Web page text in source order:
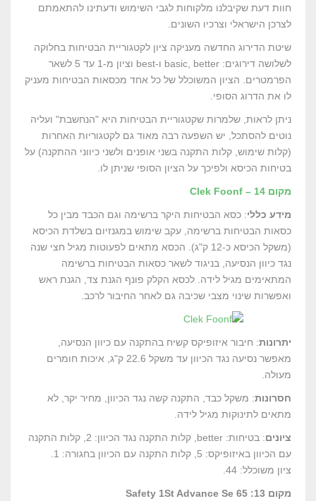
חוות דעת שקיבלנו מלקוחות לגבי השימוש ודעתינו להתאמתם
לצרכן הישראלי וצרכיו השונים.
שיטת הדירוג החדשה מעניקה ציון לקטגוריית הבטיחות בחלוקה
לשלושה דירוגים: basic, better ו-best וציון מ-1 עד 5 לשאר
הפרמטרים. הציון המשוכלל של כל אחד מכסאות הבטיחות מעניק
לו את הדרוג הסופי.
ניתן לראות, שלמרות שקטגוריית הבטיחות היא "הנחשבת" ועליה
נוטים להסתכל, יש השפעה רבה מאוד גם לקטגוריות האחרות
(קלות שימוש, קלות התקנה בשני אופנים ולשני כיווני ההתקנה) על
בטיחות הכיסא ולפיכך על הציון הסופי שניתן לו.
מקום 14 – Clek Foonf
מידע כללי: כסא הבטיחות היקר ברשימה וגם הכבד מבין כל
כסאות הבטיחות ברשימה, עקב שימוש במגנזיום בשלדת הכיסא
(משקל הכיסא כ-12 ק"ג). הכסא מתאים לפעוטות מגיל חצי שנה
נגד כיוון הנסיעה, בניגוד לשאר כסאות הבטיחות ברשימה
המתאימים מגיל לידה. לכסא הקלק פונף הגנת צד, הגנת ראש
ואפשרות שינוי מצבי שכיבה גם לאחר החיבור לרכב.
יתרונות: חיבור איזופיקס קשיח בהתקנה עם כיוון הנסיעה,
מאפשר נסיעה נגד הכיוון עד משקל 22.6 ק"ג, איכות חומרים
מעולה.
חסרונות: משקל כבד, התקנה קשה נגד הכיוון, מחיר יקר, לא
מתאים לתינוקות מגיל לידה.
ציונים
: בטיחות: better, קלות התקנה נגד הכיוון: 2, קלות התקנה
עם הכיוון באיזופיקס: 5, קלות התקנה עם הכיוון בחגורה: 1.
ציון משוכלל: 44.
מקום 13: Safety 1St Advance Se 65